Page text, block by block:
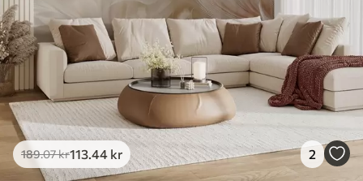
Premium vinyl
310.00 kr/m²
Peel and Stick
666.67 400.00 kr /m²
189.07kr113 .44 kr 2